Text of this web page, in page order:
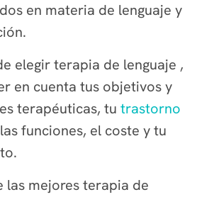
en materia de lenguaje y
elegir terapia de lenguaje ,
en cuenta tus objetivos y
terapéuticas, tu trastorno
funciones, el coste y tu
las mejores terapia de